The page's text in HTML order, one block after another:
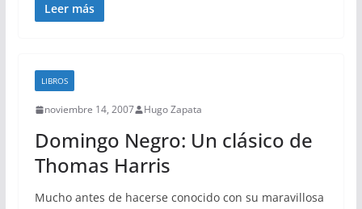
Leer más
LIBROS
noviembre 14, 2007 Hugo Zapata
Domingo Negro: Un clásico de
Thomas Harris
Mucho antes de hacerse conocido con su maravillosa